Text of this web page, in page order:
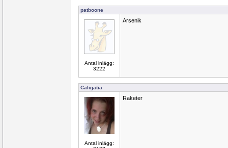
patboone
Antal inlägg:
3222
Arsenik
Caligatia
Antal inlägg:
Raketer